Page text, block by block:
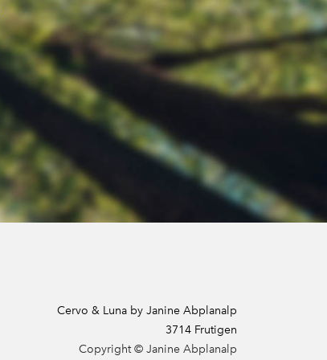
Cervo & Luna by Janine Abplanalp
​ 3714 Frutigen
Copyright © Janine Abplanalp